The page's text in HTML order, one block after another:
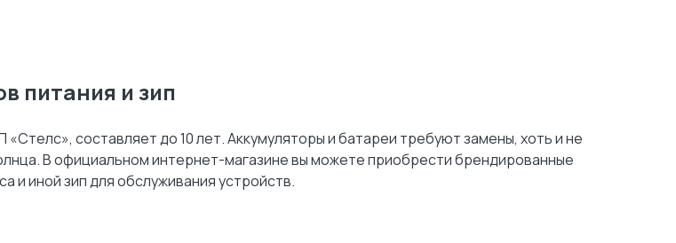
питания и зип
составляет до 10 лет. Аккумуляторы и батареи требуют замены, хоть и не
В официальном интернет-магазине вы можете приобрести брендированные
и иной зип для обслуживания устройств.